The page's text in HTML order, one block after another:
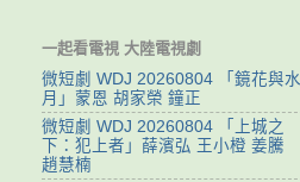
一起看電視 大陸電視劇
微短劇 WDJ 20260804 「鏡花與水
月」蒙恩 胡家榮 鐘正
微短劇 WDJ 20260804 「上城之
下：犯上者」薛濱弘 王小橙 姜騰
趙慧楠